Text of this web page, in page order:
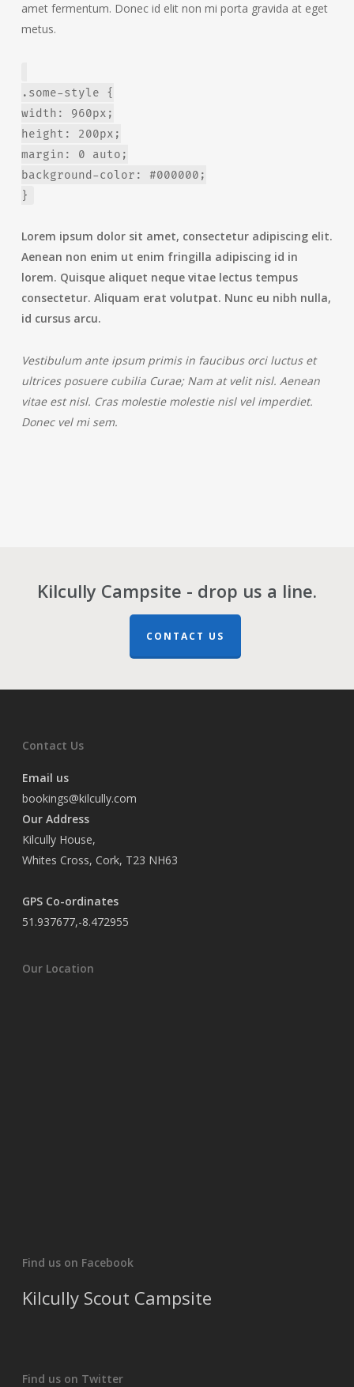
amet fermentum. Donec id elit non mi porta gravida at eget
metus.
.some-style {
width: 960px;
height: 200px;
margin: 0 auto;
background-color: #000000;
}
Lorem ipsum dolor sit amet, consectetur adipiscing elit.
Aenean non enim ut enim fringilla adipiscing id in
lorem. Quisque aliquet neque vitae lectus tempus
consectetur. Aliquam erat volutpat. Nunc eu nibh nulla,
id cursus arcu.
Vestibulum ante ipsum primis in faucibus orci luctus et
ultrices posuere cubilia Curae; Nam at velit nisl. Aenean
vitae est nisl. Cras molestie molestie nisl vel imperdiet.
Donec vel mi sem.
Kilcully Campsite - drop us a line.
CONTACT US
Contact Us
Email us
bookings@kilcully.com
Our Address
Kilcully House,
Whites Cross, Cork, T23 NH63
GPS Co-ordinates
51.937677,-8.472955
Our Location
Find us on Facebook
Kilcully Scout Campsite
Find us on Twitter